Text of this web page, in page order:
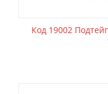
Код 19002